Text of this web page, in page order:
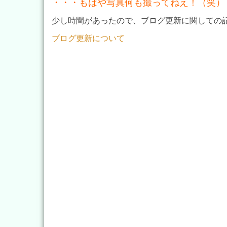
少し時間があったので、ブログ更新に関しての
ブログ更新について